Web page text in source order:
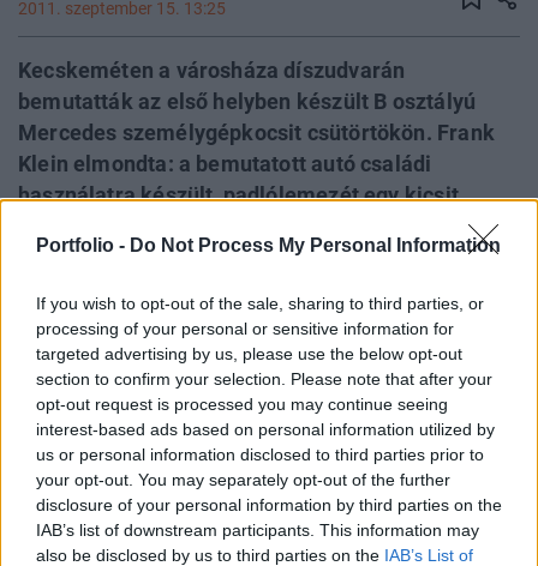
Portfolio - Do Not Process My Personal Information
If you wish to opt-out of the sale, sharing to third parties, or
processing of your personal or sensitive information for
targeted advertising by us, please use the below opt-out
section to confirm your selection. Please note that after your
opt-out request is processed you may continue seeing
interest-based ads based on personal information utilized by
us or personal information disclosed to third parties prior to
your opt-out. You may separately opt-out of the further
disclosure of your personal information by third parties on the
IAB’s list of downstream participants. This information may
also be disclosed by us to third parties on the IAB’s List of
2011. szeptember 15. 13:25
Kecskeméten a városháza díszudvarán
bemutatták az első helyben készült B osztályú
Mercedes személygépkocsit csütörtökön. Frank
Klein elmondta: a bemutatott autó családi
használatra készült, padlólemezét egy kicsit
megemelték. A gyárigazgató közlése szerint, a
gyárban legyártott személygépkocsit tesztelni
írja az MTI.
Többek között ilyen és ehhez hasonló témákról is szó lesz
a Portfolio.hu következő konferenciáján, ahol kkv
tulajdonosok első kézből kaphatnak információkat a
finanszírozási lehetőségekről. Frank Klein, a Mercedes-
Benz Manufacturing Hungary Kft. ügyvezető igazgatója
megjelent a város közgyűlésének ülésén és bejelentette,
hogy a képviselők megtekinthetik...